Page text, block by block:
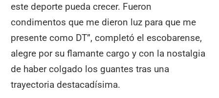
este deporte pueda crecer. Fueron
condimentos que me dieron luz para que me
presente como DT”, completó el escobarense,
alegre por su flamante cargo y con la nostalgia
de haber colgado los guantes tras una
trayectoria destacadísima.